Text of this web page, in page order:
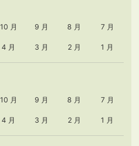
10 月 9 月 8 月 7 月
4 月 3 月 2 月 1 月
10 月 9 月 8 月 7 月
4 月 3 月 2 月 1 月